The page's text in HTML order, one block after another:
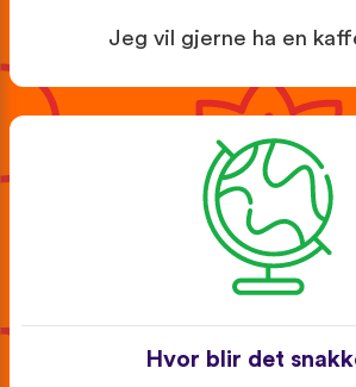
Jeg vil gjerne ha en
Hvor blir det